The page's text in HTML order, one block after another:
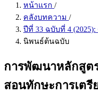
หน้าแรก /
คลังบทความ /
ปีที่ 33 ฉบับที่ 4
นิพนธ์ต้นฉบับ
การพัฒนาหลักสูต
สอนทักษะการเต